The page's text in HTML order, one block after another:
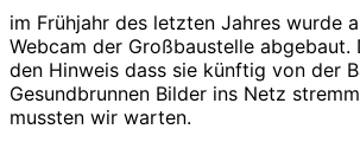
im Frühjahr des letzten Jahres wurde
Webcam der Großbaustelle abgebaut.
den Hinweis dass sie künftig von der
Gesundbrunnen Bilder ins Netz
mussten wir warten.